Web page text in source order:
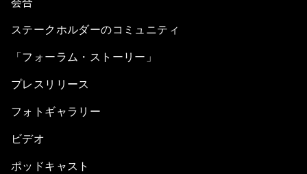
ステークホルダーのコミュニティ
「フォーラム・ストーリー」
プレスリリース
フォトギャラリー
ビデオ
ポッドキャスト